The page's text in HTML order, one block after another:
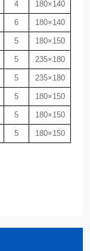
4
180×140
6
180×140
5
180×150
5
235×180
5
235×180
5
180×150
5
180×150
5 180×150